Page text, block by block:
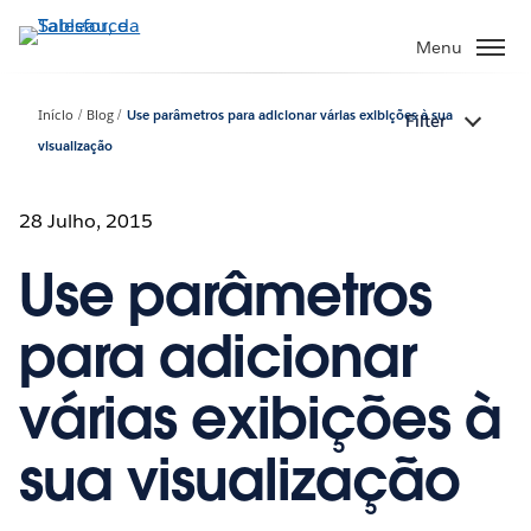
Pular
para
principal
Menu
Início Blog
Use parâmetros para adicionar várias exibições à sua
visualização
Filter
28 Julho, 2015
Use parâmetros
para adicionar
várias exibições à
sua visualização